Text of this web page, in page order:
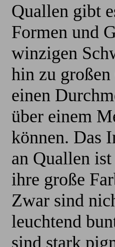
Quallen gibt
Formen und
winzigen
hin zu
einen
über einem
können. Das
an Quallen
ihre große
Zwar sind
leuchtend
sind stark